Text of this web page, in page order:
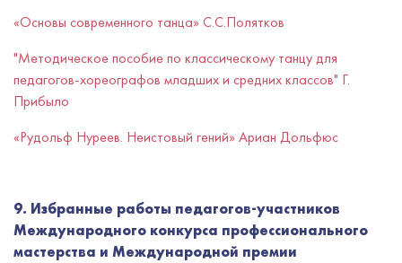
«Основы современного танца» С.С.Полятков
"Методическое пособие по классическому танцу для
педагогов-хореографов младших и средних классов" Г.
Прибыло
«Рудольф Нуреев. Неистовый гений» Ариан Дольфюс
9. Избранные работы педагогов-участников
Международного конкурса профессионального
мастерства и Международной премии